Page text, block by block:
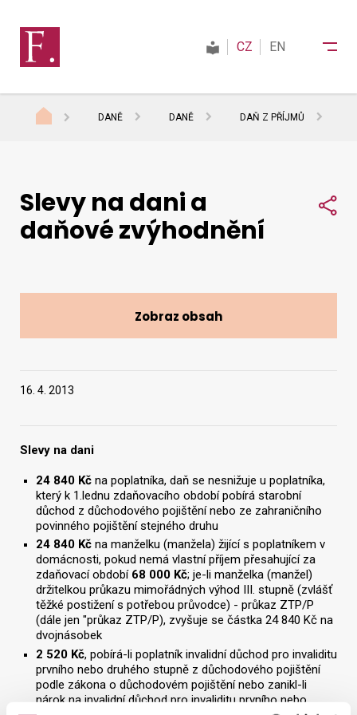
Daně
CZ EN
DANĚ DANĚ DAŇ Z PŘÍJMŮ
16. 4. 2013
Slevy na dani
24 840 Kč na poplatníka, daň se nesnižuje u poplatníka,
který k 1.lednu zdaňovacího období pobírá starobní
důchod z důchodového pojištění nebo ze zahraničního
povinného pojištění stejného druhu
24 840 Kč na manželku (manžela) žijící s poplatníkem v
domácnosti, pokud nemá vlastní příjem přesahující za
zdaňovací období 68 000 Kč; je-li manželka (manžel)
držitelkou průkazu mimořádných výhod III. stupně (zvlášť
těžké postižení s potřebou průvodce) - průkaz ZTP/P
(dále jen "průkaz ZTP/P), zvyšuje se částka 24 840 Kč na
dvojnásobek
2 520 Kč, pobírá-li poplatník invalidní důchod pro invaliditu
prvního nebo druhého stupně z důchodového pojištění
podle zákona o důchodovém pojištění nebo zanikl-li
nárok na invalidní důchod pro invaliditu prvního nebo
Slevy na dani a
daňové zvýhodnění
Zobraz obsah